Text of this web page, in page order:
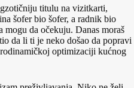
titulu na vizitkarti,
šofer bio šofer, a radnik bio
mogu da očekuju. Danas moraš
da li ti je neko došao da popravi
optimizaciji kućnog